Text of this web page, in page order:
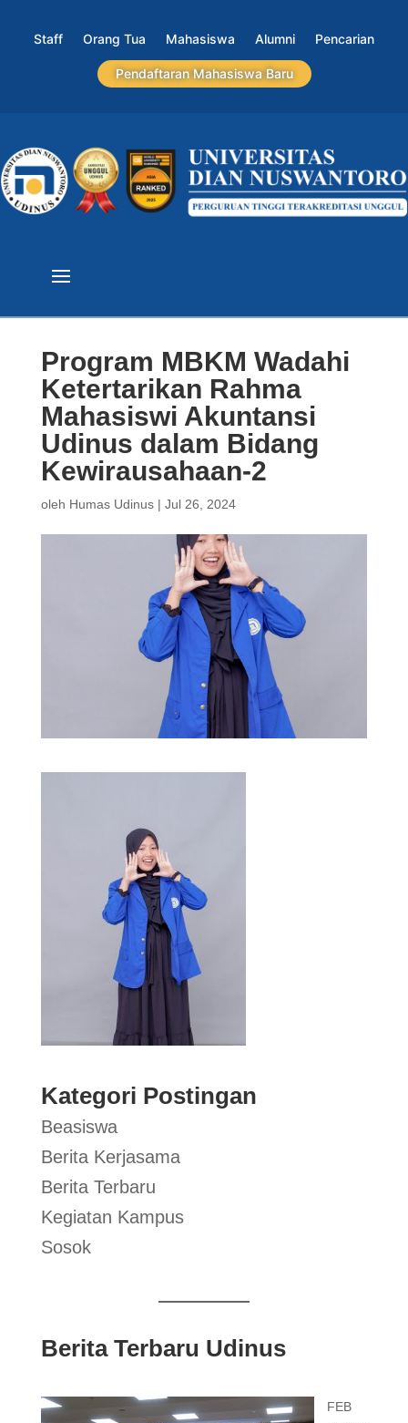
Staff Orang Tua Mahasiswa Alumni Pencarian
Pendaftaran Mahasiswa Baru
Program MBKM Wadahi
Ketertarikan Rahma
Mahasiswi Akuntansi
Udinus dalam Bidang
Kewirausahaan-2
oleh Humas Udinus| Jul 26, 2024
Kategori Postingan
Beasiswa
Berita Kerjasama
Berita Terbaru
Kegiatan Kampus
Sosok
Berita Terbaru Udinus
FEB